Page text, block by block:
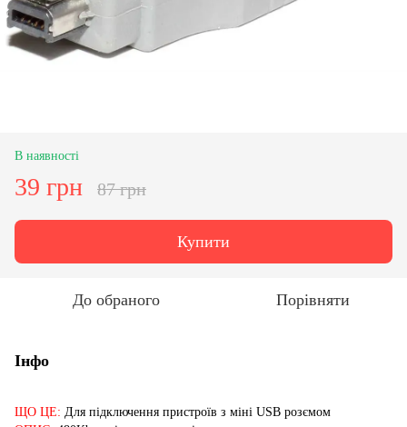
В наявності
39 грн 87 грн
Купити
До обраного Порівняти
Інфо
ЩО ЦЕ: Для підключення пристроїв з міні USB розємом